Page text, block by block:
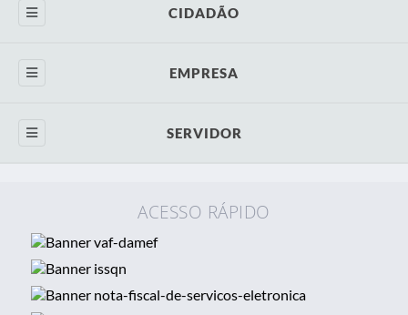
CIDADÃO
Concursos
Transparência Pública
EMPRESA
Nota Fiscal Eletrônica - Atual
Diário Oficial
Transparência
SERVIDOR
Gestão de Ponto
Espelho de Ponto
ACESSO RÁPIDO